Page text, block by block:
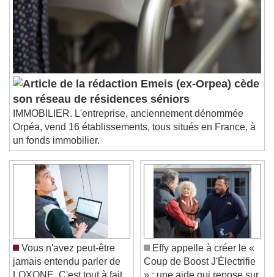
subtitles off, selected
Audio Track
Picture-in-Picture
Fullscreen
This is a modal window.
Beginning of dialog window. Escape will cancel
and close the window.
Text
Text Background
Color
Caption Area Background
Color Opacity
Font Size
Emeis (ex-Orpea) cède
son réseau de résidences séniors
IMMOBILIER. L'entreprise, anciennement dénommée
Orpéa, vend 16 établissements, tous situés en France, à
un fonds immobilier.
Vous n'avez peut-être
jamais entendu parler de
Effy appelle à créer le «
Coup de Boost J'Électrifie